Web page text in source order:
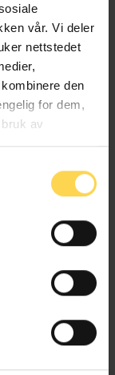
vår. Vi deler
nettstedet
den
for dem,
av